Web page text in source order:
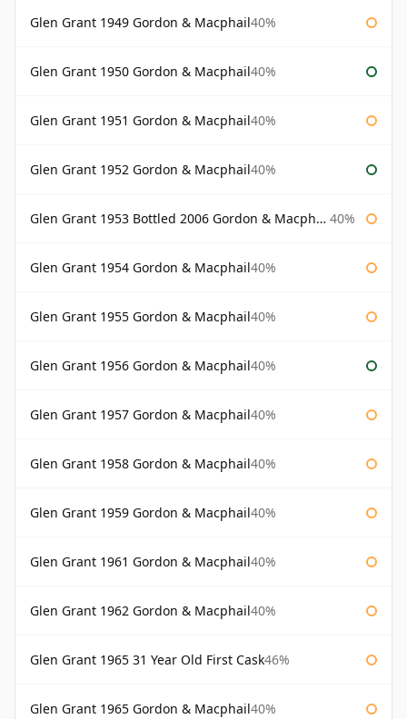
Glen Grant 1949 Gordon & Macphail40%
Glen Grant 1950 Gordon & Macphail40%
Glen Grant 1951 Gordon & Macphail40%
Glen Grant 1952 Gordon & Macphail40%
Glen Grant 1953 Bottled 2006 Gordon & Macphail 40%
Glen Grant 1954 Gordon & Macphail40%
Glen Grant 1955 Gordon & Macphail40%
Glen Grant 1956 Gordon & Macphail40%
Glen Grant 1957 Gordon & Macphail40%
Glen Grant 1958 Gordon & Macphail40%
Glen Grant 1959 Gordon & Macphail40%
Glen Grant 1961 Gordon & Macphail40%
Glen Grant 1962 Gordon & Macphail40%
Glen Grant 1965 31 Year Old First Cask46%
Glen Grant 1965 Gordon & Macphail40%